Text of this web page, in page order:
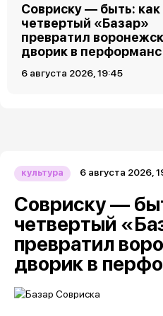
Совриску — быть: как
четвертый «Базар»
превратил
дворик в перформанс
6 августа 2026, 19:45
культура 6 августа 2026,
Совриску —
четвертый
превратил
дворик в